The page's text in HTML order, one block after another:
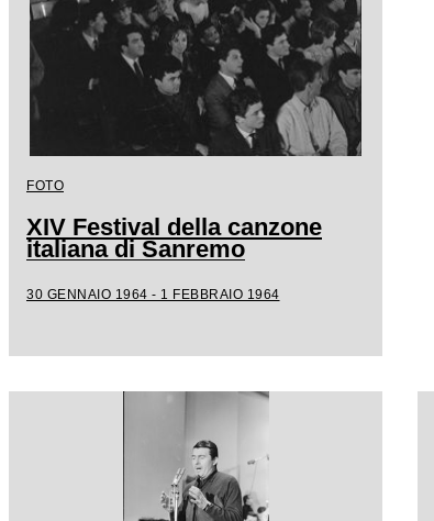
FOTO
XIV Festival della canzone
italiana di Sanremo
30 GENNAIO 1964 - 1 FEBBRAIO 1964